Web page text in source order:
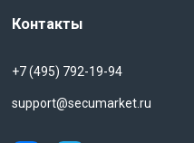
Контакты
+7 (495) 792-19-94
support@secumarket.ru